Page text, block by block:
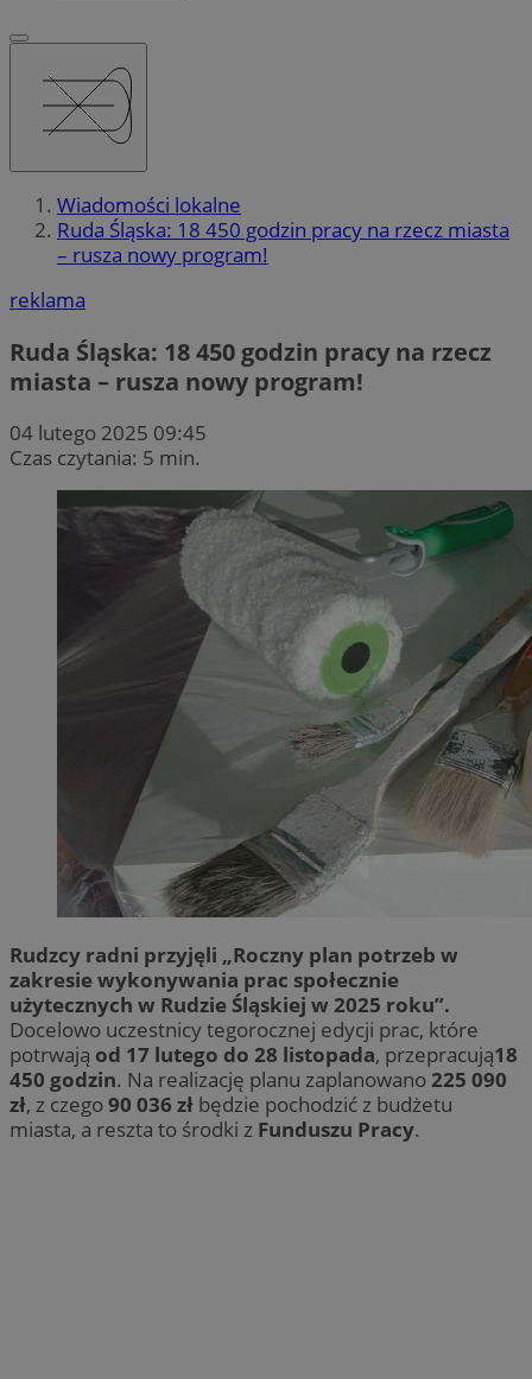
Wiadomości lokalne
Ruda Śląska: 18 450 godzin pracy na rzecz miasta
– rusza nowy program!
reklama
Ruda Śląska: 18 450 godzin pracy na rzecz
miasta – rusza nowy program!
04 lutego 2025 09:45
Czas czytania: 5 min.
Rudzcy radni przyjęli „Roczny plan potrzeb w
zakresie wykonywania prac społecznie
użytecznych w Rudzie Śląskiej w 2025 roku”.
Docelowo uczestnicy tegorocznej edycji prac, które
potrwają od 17 lutego do 28 listopada, przepracują18
450 godzin. Na realizację planu zaplanowano225 090
zł, z czego90 036 zł będzie pochodzić z budżetu
miasta, a reszta to środki z Funduszu Pracy.